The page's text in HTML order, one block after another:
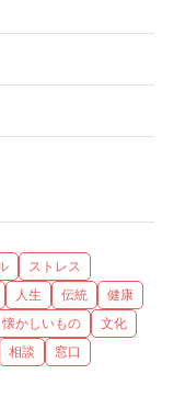
ストレス
人生 伝統
健康
懐かしいもの
文化
相談
窓口